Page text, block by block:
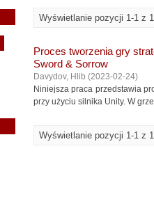
Wyświetlanie pozycji 1-1 z 1
Proces tworzenia gry
Sword & Sorrow
Davydov, Hlib (2023-02-24)
Niniejsza praca przedstawia
przy użyciu silnika Unity. W
Wyświetlanie pozycji 1-1 z 1